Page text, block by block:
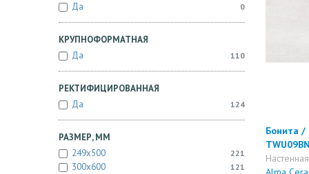
Да
0
КРУПНОФОРМАТНАЯ
Да
110
РЕКТИФИЦИРОВАННАЯ
Да
124
РАЗМЕР, ММ
249x500
221
300x600 121
Бонита /